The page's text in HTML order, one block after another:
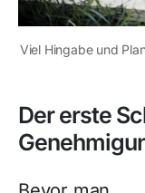
Viel Hingabe und
Der erste